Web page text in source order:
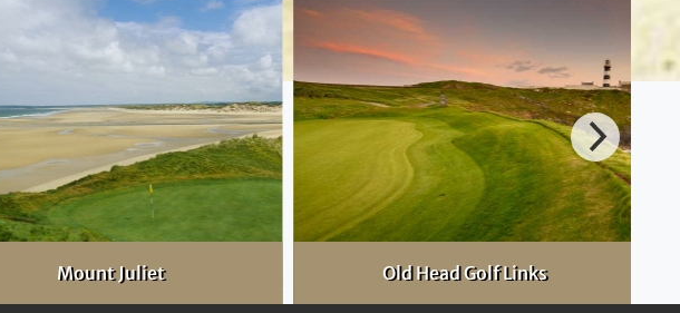
Mount Juliet Old Head Golf Links